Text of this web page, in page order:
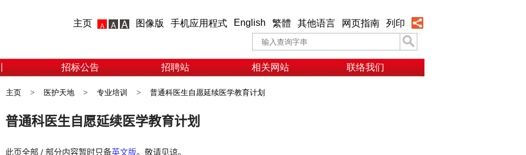
主页 图像版 手机应用程式 English 繁體 其他语言 网页指南 列印
招标公告 招聘站 相关网站 联络我们
主页 > 医护天地 > 专业培训 > 普通科医生自愿延续医学教育计划